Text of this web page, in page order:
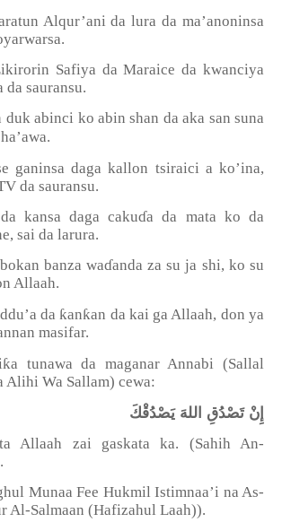
Alqur’ani da lura da ma’anoninsa
Safiya da Maraice da kwanciya
sauransu.
duk abinci ko abin shan da aka san suna
’awa.
ganinsa daga kallon tsiraici a ko’ina,
da sauransu.
kansa daga cakuɗa da mata ko da
sai da larura.
banza waɗanda za su ja shi, ko su
Allaah.
daƙanƙan da kai ga Allaah, don ya
masifar.
ƙa tunawa da maganar Annabi (Sallal
Alihi Wa Sallam) cewa:
إِنْ تَصْدُقِ اللهَ يَصْدُقْكَ
Allaah zai gaskata ka. (Sahih An-
Munaa Fee Hukmil Istimnaa’i na As-
Al-Salmaan (Hafizahul Laah)).